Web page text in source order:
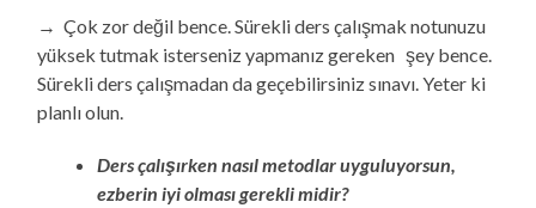
→ Çok zor değil bence. Sürekli ders çalışmak notunuzu
yüksek tutmak isterseniz yapmanız gereken şey bence.
Sürekli ders çalışmadan da geçebilirsiniz sınavı. Yeter ki
planlı olun.
Ders çalışırken nasıl metodlar uyguluyorsun,
ezberin iyi olması gerekli midir?